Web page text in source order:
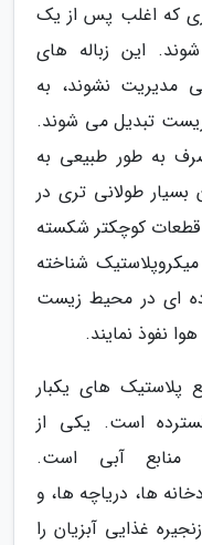
که اغلب پس از یک
این زباله های
مدیریت نشوند، به
تبدیل می شوند.
به طور طبیعی به
طولانی تری در
قطعات کوچکتر شکسته
شناخته
ای در محیط زیست
نفوذ نمایند.
پلاستیک های یکبار
است. یکی از
منابع آبی است.
ها، دریاچه ها، و
غذایی آبزیان را